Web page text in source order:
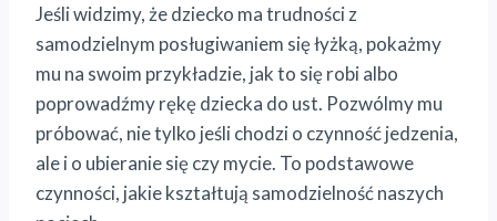
Jeśli widzimy, że dziecko ma trudności z
samodzielnym posługiwaniem się łyżką, pokażmy
mu na swoim przykładzie, jak to się robi albo
poprowadźmy rękę dziecka do ust. Pozwólmy mu
próbować, nie tylko jeśli chodzi o czynność jedzenia,
ale i o ubieranie się czy mycie. To podstawowe
czynności, jakie kształtują samodzielność naszych